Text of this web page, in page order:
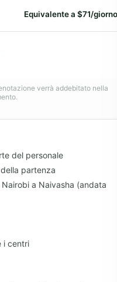
Equivalente a $71/giorno
verrà addebitato nella
del personale
partenza
a Naivasha (andata
i centri